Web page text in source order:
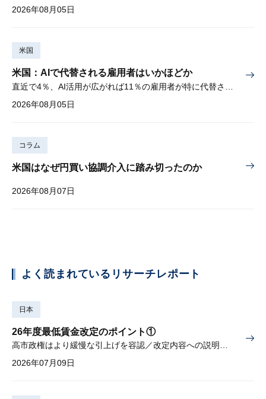
2026年08月05日
米国
米国：AIで代替される雇用者はいかほどか
2026年08月05日
コラム
米国はなぜ円買い協調介入に踏み切ったのか
2026年08月07日
よく読まれているリサーチレポート
日本
26年度最低賃金改定のポイント①
高市政権はより緩慢な引上げを容認／改定内容への説明責任が焦点
2026年07月09日